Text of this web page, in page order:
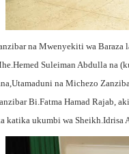
na Mwenyekiti wa
Suleiman Abdulla na
na Michezo
Bi.FatmaHamad Rajab,
katika ukumbi wa